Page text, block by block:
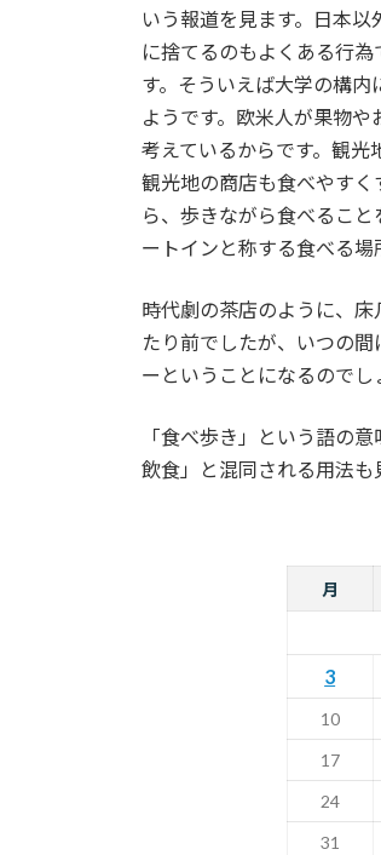
いう報道を見ます。日本
に捨てるのもよくある行
す。そういえば大学の構
ようです。欧米人が果物
考えているからです。観光
観光地の商店も食べやす
ら、歩きながら食べるこ
ートインと称する食べる場
時代劇の茶店のように、
たり前でしたが、いつの
ーということになるのでし
「食べ歩き」という語の
飲食」と混同される用法も
月
3
10
17
24
31